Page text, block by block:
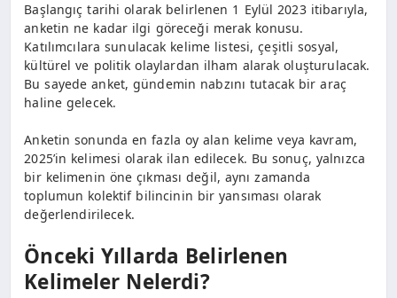
Başlangıç tarihi olarak belirlenen 1 Eylül 2023 itibarıyla,
anketin ne kadar ilgi göreceği merak konusu.
Katılımcılara sunulacak kelime listesi, çeşitli sosyal,
kültürel ve politik olaylardan ilham alarak oluşturulacak.
Bu sayede anket, gündemin nabzını tutacak bir araç
haline gelecek.
Anketin sonunda en fazla oy alan kelime veya kavram,
2025’in kelimesi olarak ilan edilecek. Bu sonuç, yalnızca
bir kelimenin öne çıkması değil, aynı zamanda
toplumun kolektif bilincinin bir yansıması olarak
değerlendirilecek.
Önceki Yıllarda Belirlenen
Kelimeler Nelerdi?